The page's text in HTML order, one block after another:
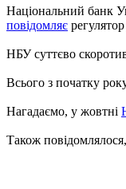
Національний банк
повідомляє
НБУ суттєво
Всього з початку
Нагадаємо, у жовтні
Також